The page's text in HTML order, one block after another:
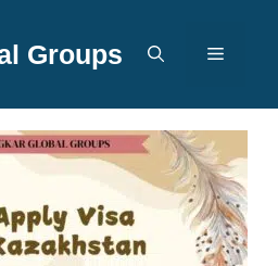
Groups Menu